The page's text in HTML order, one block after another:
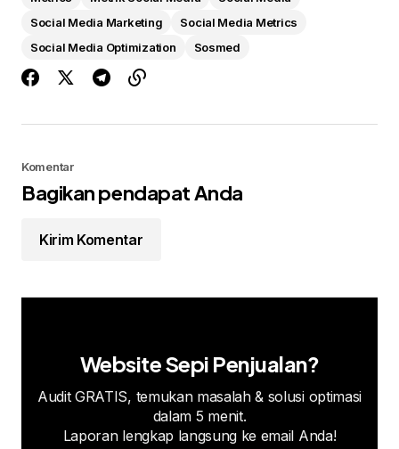
Social Media Marketing
Social Media Metrics
Social Media Optimization
Sosmed
Komentar
Bagikan pendapat Anda
Kirim Komentar
Website Sepi Penjualan?
Audit GRATIS, temukan masalah & solusi optimasi
dalam 5 menit.
Laporan lengkap langsung ke email Anda!